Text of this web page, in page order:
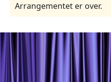
Arrangementet er over.